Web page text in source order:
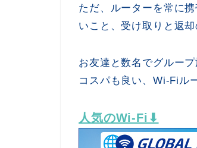
ただ、ルーターを常に
いこと、受け取りと返
お友達と数名でグルー
コスパも良い、Wi-Fiル
人気のWi-Fi⬇︎